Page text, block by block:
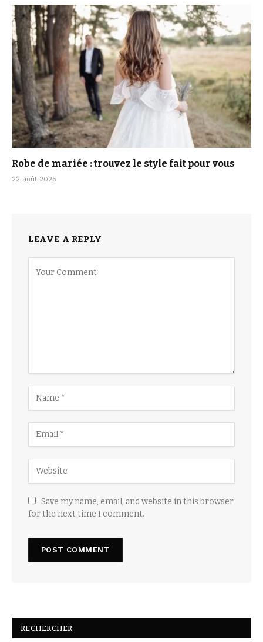
Robe de mariée : trouvez le style fait pour vous
22 août 2025
LEAVE A REPLY
Save my name, email, and website in this browser
for the next time I comment.
RECHERCHER